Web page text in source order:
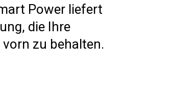
Power liefert
die Ihre
zu behalten.